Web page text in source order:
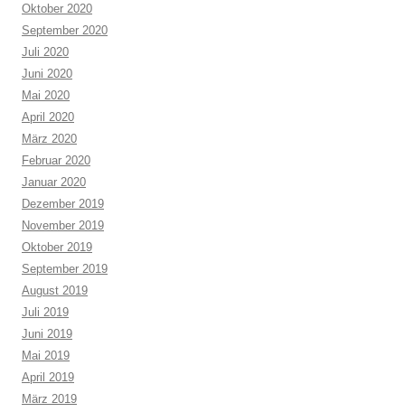
Oktober 2020
September 2020
Juli 2020
Juni 2020
Mai 2020
April 2020
März 2020
Februar 2020
Januar 2020
Dezember 2019
November 2019
Oktober 2019
September 2019
August 2019
Juli 2019
Juni 2019
Mai 2019
April 2019
März 2019